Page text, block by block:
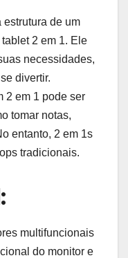
estrutura de um
2 em 1. Ele
necessidades,
divertir.
2 em 1 pode ser
tomar notas,
entanto, 2 em 1s
tradicionais.
multifuncionais
do monitor e